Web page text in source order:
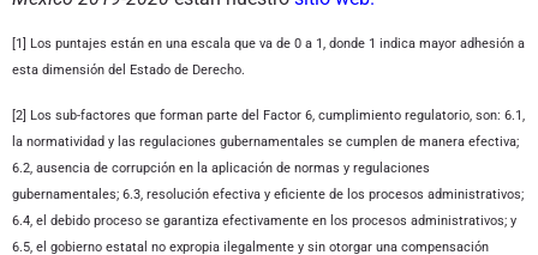
[1] Los puntajes están en una escala que va de 0 a 1, donde 1 indica mayor adhesión a
esta dimensión del Estado de Derecho.
[2] Los sub-factores que forman parte del Factor 6, cumplimiento regulatorio, son: 6.1,
la normatividad y las regulaciones gubernamentales se cumplen de manera efectiva;
6.2, ausencia de corrupción en la aplicación de normas y regulaciones
gubernamentales; 6.3, resolución efectiva y eficiente de los procesos administrativos;
6.4, el debido proceso se garantiza efectivamente en los procesos administrativos; y
6.5, el gobierno estatal no expropia ilegalmente y sin otorgar una compensación